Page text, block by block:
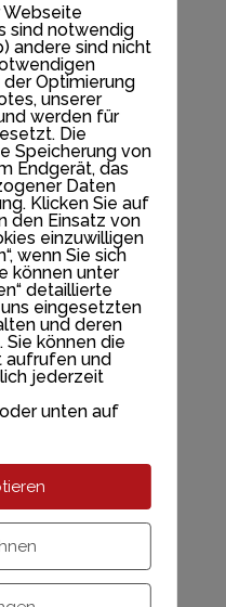
wird. Die
einer „Über uns“-
für mögliche
könnte zum
ich als
ich ein
und dies
lebe in Berlin,
namens Jack,
Vier und ein
diese Seite zu
eine neue Seite
hinzuzufügen.
Webseite
sind notwendig
andere sind nicht
Optimierung
unserer
werden für
Die
Speicherung von
Endgerät, das
Daten
Klicken Sie auf
den Einsatz von
einzuwilligen
wenn Sie sich
können unter
detaillierte
eingesetzten
und deren
können die
aufrufen und
jederzeit
unten auf